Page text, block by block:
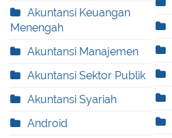
Akuntansi Keuangan
Menengah
Akuntansi Manajemen
Akuntansi Sektor Publik
Akuntansi Syariah
Android